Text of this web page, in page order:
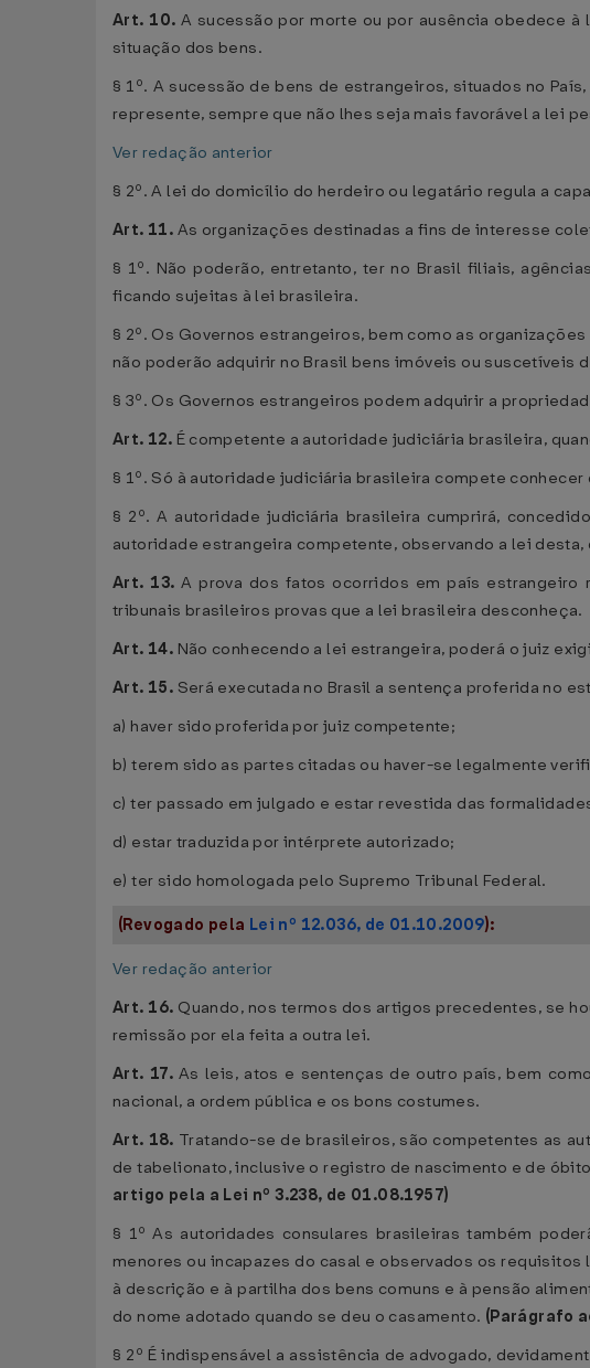
Art. 10. A sucessão por morte ou por ausência obedece
situação dos bens.
§ 1º. A sucessão de bens de estrangeiros, situados no
represente, sempre que não lhes seja mais favorável a lei
Ver redação anterior
§ 2º. A lei do domicílio do herdeiro ou legatário regula a
Art. 11. As organizações destinadas a fins de interesse
§ 1º. Não poderão, entretanto, ter no Brasil filiais,
ficando sujeitas à lei brasileira.
§ 2º. Os Governos estrangeiros, bem como as
não poderão adquirir no Brasil bens imóveis ou suscetíveis
§ 3º. Os Governos estrangeiros podem adquirir a
Art. 12. É competente a autoridade judiciária brasileira,
§ 1º. Só à autoridade judiciária brasileira compete
§ 2º. A autoridade judiciária brasileira cumprirá,
autoridade estrangeira competente, observando a lei
Art. 13.A prova dos fatos ocorridos em país
tribunais brasileiros provas que a lei brasileira desconheça.
Art. 14. Não conhecendo a lei estrangeira, poderá o juiz
Art. 15. Será executada no Brasil a sentença proferida no
a) haver sido proferida por juiz competente;
b) terem sido as partes citadas ou haver-se legalmente
c) ter passado em julgado e estar revestida das
d) estar traduzida por intérprete autorizado;
e) ter sido homologada pelo Supremo Tribunal Federal.
(Revogado pela Lei nº 12.036, de 01.10.2009):
Ver redação anterior
Art. 16. Quando, nos termos dos artigos precedentes, se
remissão por ela feita a outra lei.
Art. 17.As leis, atos e sentenças de outro país, bem
nacional, a ordem pública e os bons costumes.
Art. 18. Tratando-se de brasileiros, são competentes as
de tabelionato, inclusive o registro de nascimento e de
artigo pela a Lei nº 3.238, de 01.08.1957)
§ 1º As autoridades consulares brasileiras também
menores ou incapazes do casal e observados os
à descrição e à partilha dos bens comuns e à pensão
do nome adotado quando se deu o casamento. (Parágrafo
§ 2º É indispensável a assistência de advogado,